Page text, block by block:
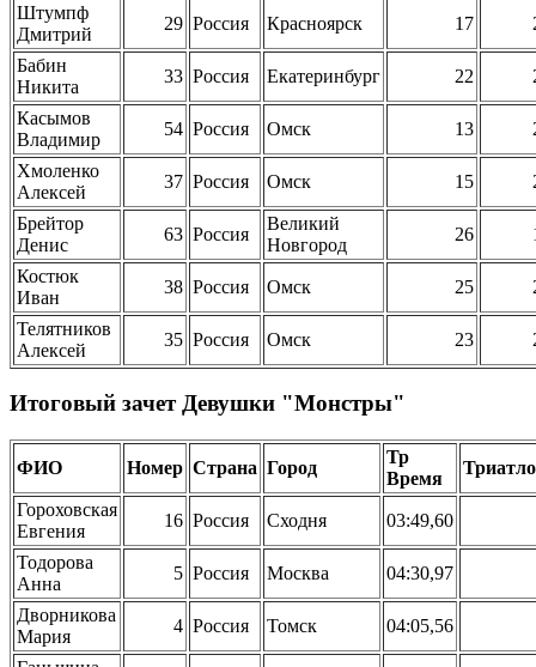
Штумпф
Дмитрий
29 Россия Красноярск 17
Бабин
Никита
33 Россия Екатеринбург 22
Касымов
Владимир
54 Россия Омск 13
Хмоленко
Алексей
37 Россия Омск 15
Брейтор
Денис
63 Россия
Великий
Новгород
26
Костюк
Иван
38 Россия Омск 25
Телятников
Алексей
35 Россия Омск 23
Итоговый зачет Девушки "Монстры"
ФИО Номер Страна Город
Тр
Время
Гороховская
Евгения
16 Россия Сходня 03:49,60
Тодорова
Анна
5 Россия Москва 04:30,97
Дворникова
Мария
4 Россия Томск 04:05,56